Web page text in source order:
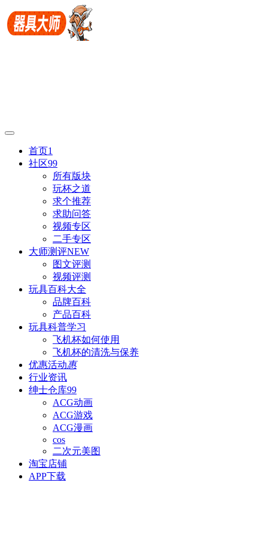
首页1
社区99
所有版块
玩杯之道
求个推荐
求助问答
视频专区
二手专区
大师测评NEW
图文评测
视频评测
玩具百科大全
品牌百科
产品百科
玩具科普学习
飞机杯如何使用
飞机杯的清洗与保养
优惠活动惠
行业资讯
绅士仓库99
ACG动画
ACG游戏
ACG漫画
cos
二次元美图
淘宝店铺
APP下载